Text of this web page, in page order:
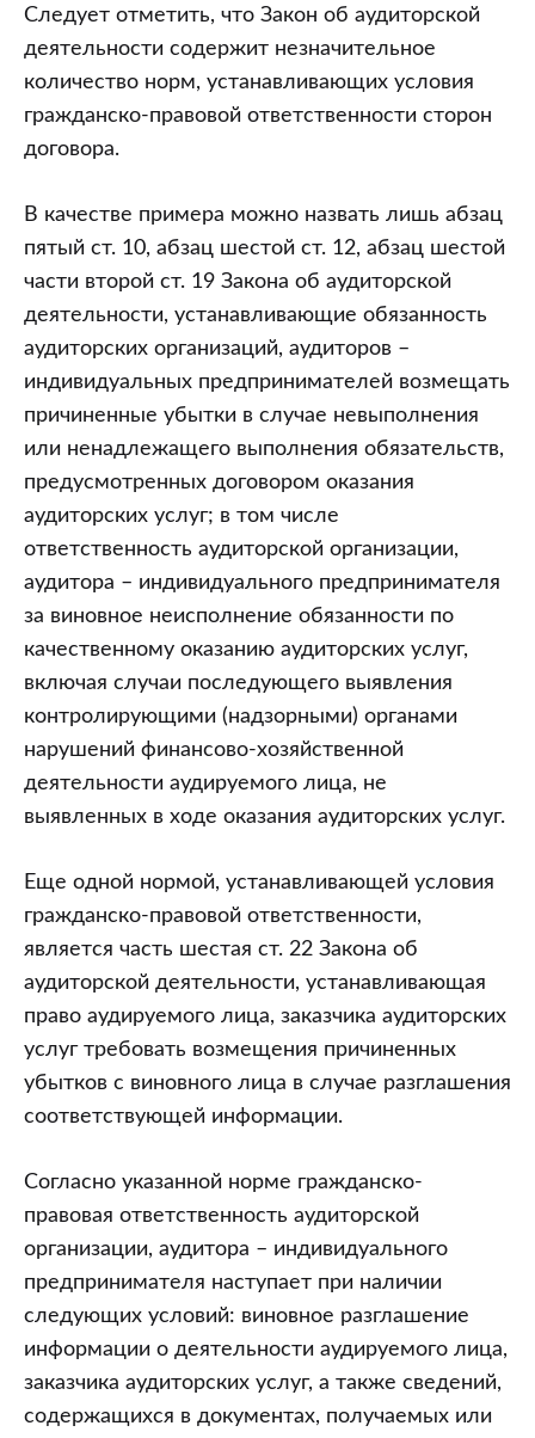
Следует отметить, что Закон об аудиторской
деятельности содержит незначительное
количество норм, устанавливающих условия
гражданско-правовой ответственности сторон
договора.
В качестве примера можно назвать лишь абзац
пятый ст. 10, абзац шестой ст. 12, абзац шестой
части второй ст. 19 Закона об аудиторской
деятельности, устанавливающие обязанность
аудиторских организаций, аудиторов –
индивидуальных предпринимателей возмещать
причиненные убытки в случае невыполнения
или ненадлежащего выполнения обязательств,
предусмотренных договором оказания
аудиторских услуг; в том числе
ответственность аудиторской организации,
аудитора – индивидуального предпринимателя
за виновное неисполнение обязанности по
качественному оказанию аудиторских услуг,
включая случаи последующего выявления
контролирующими (надзорными) органами
нарушений финансово-хозяйственной
деятельности аудируемого лица, не
выявленных в ходе оказания аудиторских услуг.
Еще одной нормой, устанавливающей условия
гражданско-правовой ответственности,
является часть шестая ст. 22 Закона об
аудиторской деятельности, устанавливающая
право аудируемого лица, заказчика аудиторских
услуг требовать возмещения причиненных
убытков с виновного лица в случае разглашения
соответствующей информации.
Согласно указанной норме гражданско-
правовая ответственность аудиторской
организации, аудитора – индивидуального
предпринимателя наступает при наличии
следующих условий: виновное разглашение
информации о деятельности аудируемого лица,
заказчика аудиторских услуг, а также сведений,
содержащихся в документах, получаемых или